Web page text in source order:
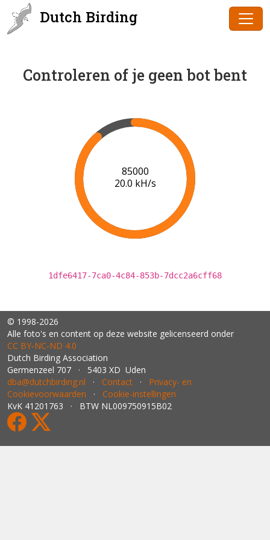
Dutch Birding
Controleren of je geen bot bent
87000
20.1 kH/s
1dfe6417-7ca0-4c84-853b-7dcc2a6cff68
© 1998-2026
Alle foto's en content op deze website gelicenseerd onder
CC BY‑NC‑ND 4.0
Dutch Birding Association
Germenzeel 707 · 5403 XD Uden
dba@dutchbirding.nl · Contact · Privacy- en
Cookievoorwaarden · Cookie-instellingen
KvK 41201763 · BTW NL009750915B02